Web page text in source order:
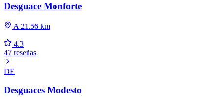
Desguace Monforte
A 21.56 km
4.3
47 reseñas
DE
Desguaces Modesto